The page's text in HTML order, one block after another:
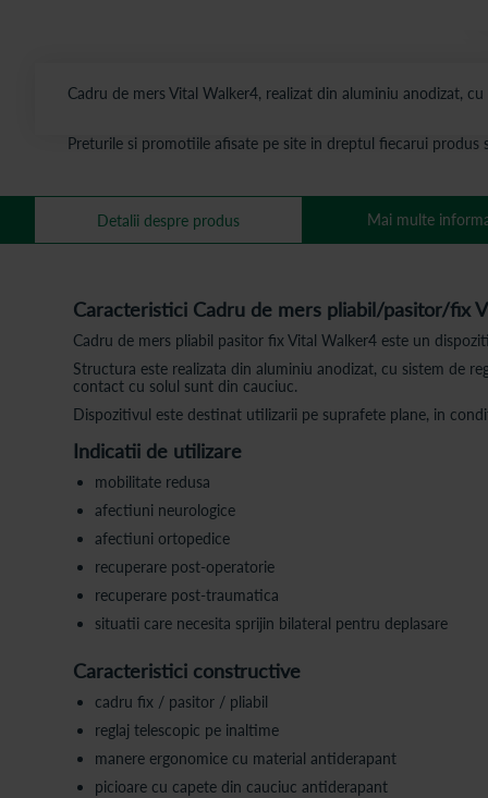
Cadru de mers Vital Walker4, realizat din aluminiu anodizat,
Preturile si promotiile afisate pe site in dreptul fiecarui
Detalii despre produs
Caracteristici Cadru de mers pliabil/pasitor/fix
Cadru de mers pliabil pasitor fix Vital Walker4 este un
Structura este realizata din aluminiu anodizat, cu sistem de
contact cu solul sunt din cauciuc.
Dispozitivul este destinat utilizarii pe suprafete plane, in
Indicatii de utilizare
mobilitate redusa
afectiuni neurologice
afectiuni ortopedice
recuperare post-operatorie
recuperare post-traumatica
situatii care necesita sprijin bilateral pentru deplasare
Caracteristici constructive
cadru fix / pasitor / pliabil
reglaj telescopic pe inaltime
manere ergonomice cu material antiderapant
picioare cu capete din cauciuc antiderapant
Mai multe